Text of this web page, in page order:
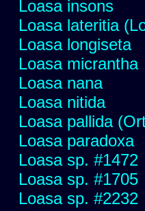
Loasa insons
Loasa lateritia
Loasa longiseta
Loasa micrantha
Loasa nana
Loasa nitida
Loasa pallida
Loasa paradoxa
Loasa sp. #1472
Loasa sp. #1705
Loasa sp. #2232